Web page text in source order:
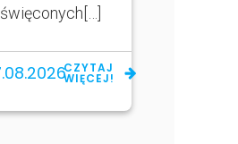
CZYTAJ
WIĘCEJ!